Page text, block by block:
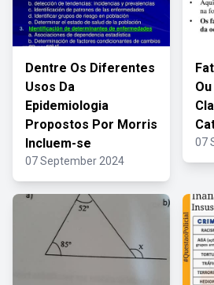
Dentre Os Diferentes
Usos Da
Epidemiologia
Propostos Por Morris
Incluem-se
07 September 2024
07